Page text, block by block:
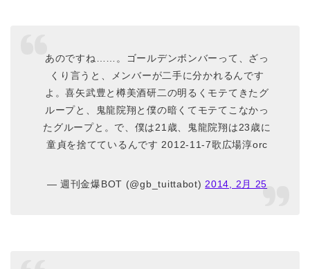
あのですね……。ゴールデンボンバーって、ざっ
くり言うと、メンバーが二手に分かれるんです
よ。喜矢武豊と樽美酒研二の明るくモテてきたグ
ループと、鬼龍院翔と僕の暗くてモテてこなかっ
たグループと。で、僕は21歳、鬼龍院翔は23歳に
童貞を捨てているんです 2012-11-7歌広場淳orc
— 週刊金爆BOT (@gb_tuittabot) 2014, 2月 25